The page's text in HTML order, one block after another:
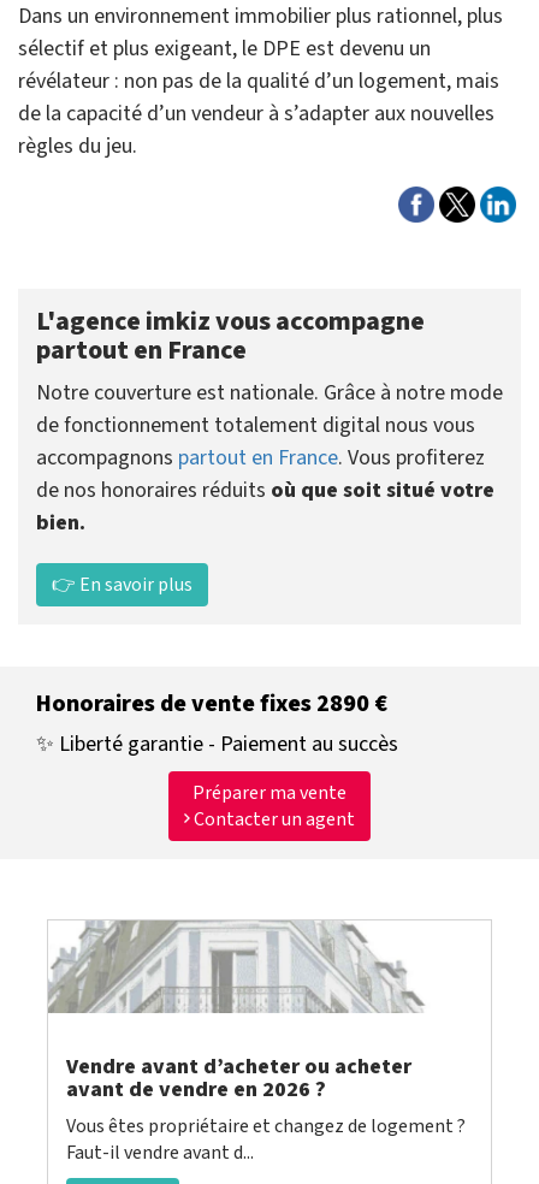
Dans un environnement immobilier plus rationnel, plus
sélectif et plus exigeant, le DPE est devenu un
révélateur : non pas de la qualité d’un logement, mais
de la capacité d’un vendeur à s’adapter aux nouvelles
règles du jeu.
L'agence imkiz vous accompagne
partout en France
Notre couverture est nationale. Grâce à notre mode
de fonctionnement totalement digital nous vous
accompagnons partout en France. Vous profiterez
de nos honoraires réduits où que soit situé votre
bien.
👉 En savoir plus
Honoraires de vente fixes 2890 €
✨ Liberté garantie - Paiement au succès
Préparer ma vente
Contacter un agent
Vendre avant d’acheter ou acheter
avant de vendre en 2026 ?
Vous êtes propriétaire et changez de logement ?
Faut-il vendre avant d...